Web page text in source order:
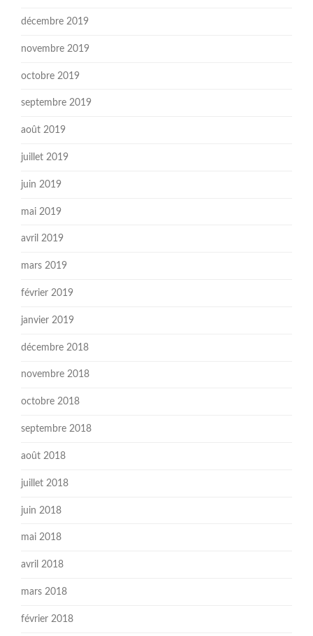
décembre 2019
novembre 2019
octobre 2019
septembre 2019
août 2019
juillet 2019
juin 2019
mai 2019
avril 2019
mars 2019
février 2019
janvier 2019
décembre 2018
novembre 2018
octobre 2018
septembre 2018
août 2018
juillet 2018
juin 2018
mai 2018
avril 2018
mars 2018
février 2018